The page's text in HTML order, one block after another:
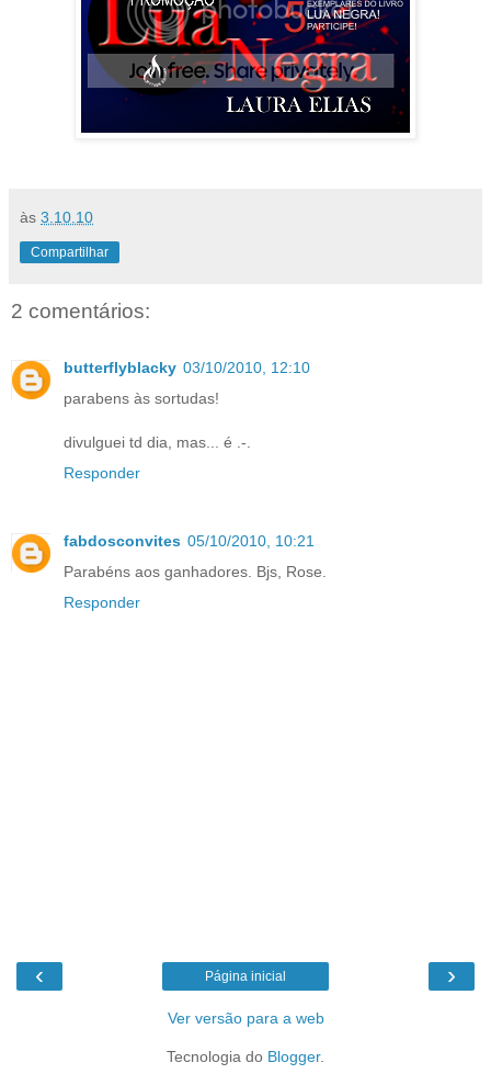
às 3.10.10
Compartilhar
2 comentários:
butterflyblacky 03/10/2010, 12:10
parabens às sortudas!
divulguei td dia, mas... é .-.
Responder
fabdosconvites 05/10/2010, 10:21
Parabéns aos ganhadores. Bjs, Rose.
Responder
‹ ›
Página inicial
Ver versão para a web
Tecnologia do Blogger.